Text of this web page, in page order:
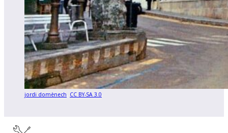
jordi domènech CC BY-SA 3.0